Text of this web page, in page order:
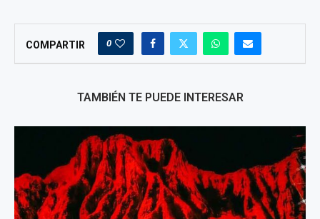
COMPARTIR 0
TAMBIÉN TE PUEDE INTERESAR